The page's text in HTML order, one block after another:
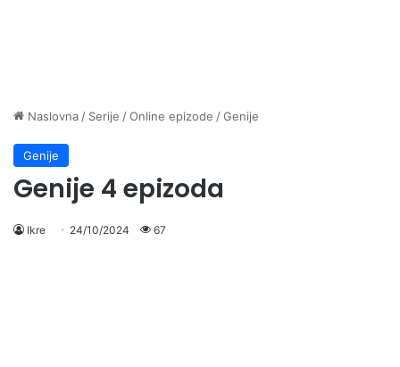
Naslovna / Serije /Online epizode /Genije
Genije
Genije 4 epizoda
Ikre 24/10/2024 67